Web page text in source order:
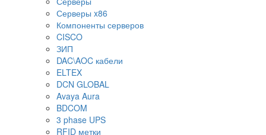
Серверы x86
Компоненты серверов
CISCO
ЗИП
DAC\AOC кабели
ELTEX
DCN GLOBAL
Avaya Aura
BDCOM
3 phase UPS
RFID метки